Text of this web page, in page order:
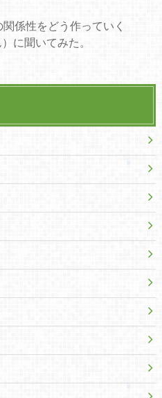
係性をどう作っていく
に聞いてみた。